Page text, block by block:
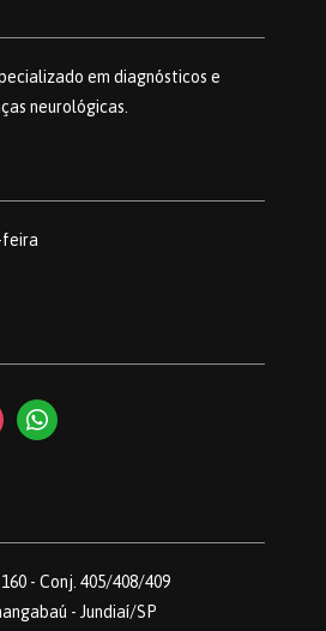
em diagnósticos e
neurológicas.
feira
whatsapp
- Conj. 405/408/409
- Jundiaí/SP